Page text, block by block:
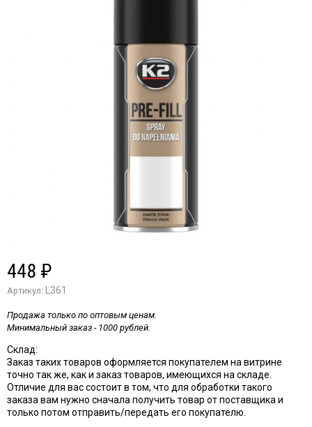
448 ₽
Артикул: L361
Продажа только по оптовым ценам.
Минимальный заказ - 1000 рублей.
Склад:
Заказ таких товаров оформляется покупателем на витрине
точно так же, как и заказ товаров, имеющихся на складе.
Отличие для вас состоит в том, что для обработки такого
заказа вам нужно сначала получить товар от поставщика и
только потом отправить/передать его покупателю.